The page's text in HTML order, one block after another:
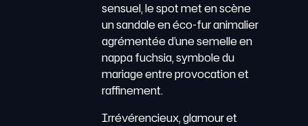
sensuel, le spot met en scène
un sandale en éco-fur animalier
agrémentée d’une semelle en
nappa fuchsia, symbole du
mariage entre provocation et
raffinement.
Irrévérencieux, glamour et